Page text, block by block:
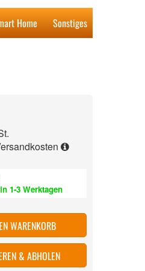
Home Sonstiges
1-3 Werktagen
WARENKORB
& ABHOLEN